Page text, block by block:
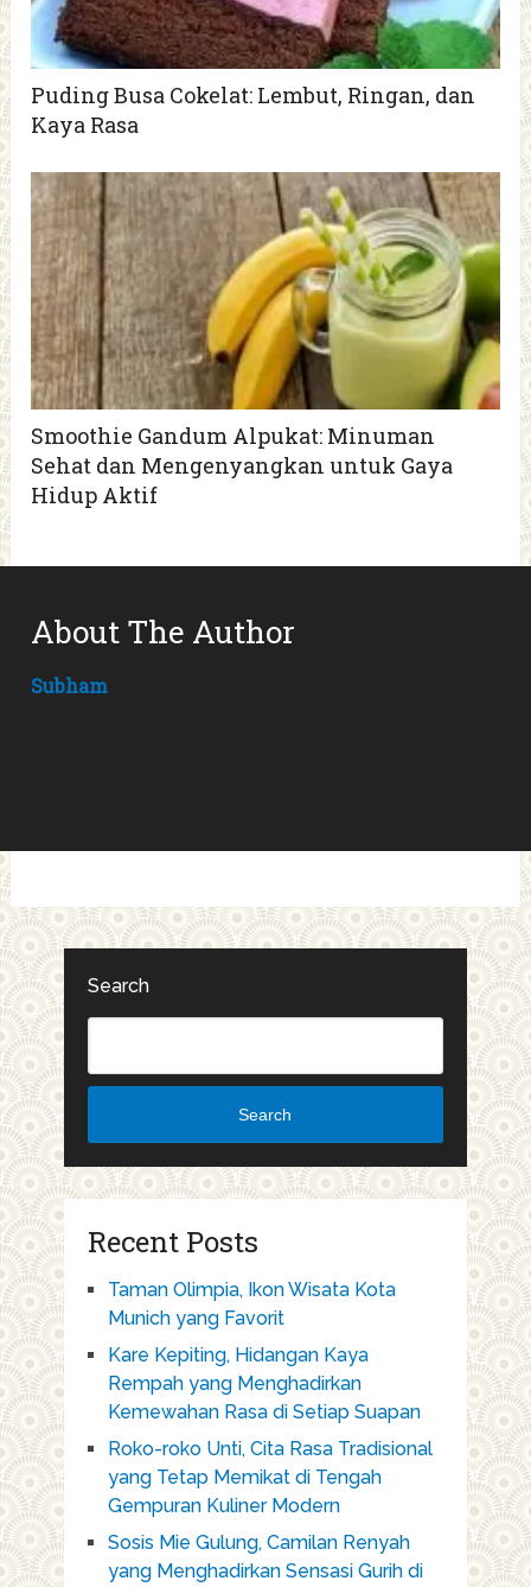
Puding Busa Cokelat: Lembut, Ringan, dan
Kaya Rasa
Smoothie Gandum Alpukat: Minuman
Sehat dan Mengenyangkan untuk Gaya
Hidup Aktif
About The Author
Subham
Search
Search
Recent Posts
Taman Olimpia, Ikon Wisata Kota
Munich yang Favorit
Kare Kepiting, Hidangan Kaya
Rempah yang Menghadirkan
Kemewahan Rasa di Setiap Suapan
Roko-roko Unti, Cita Rasa Tradisional
yang Tetap Memikat di Tengah
Gempuran Kuliner Modern
Sosis Mie Gulung, Camilan Renyah
yang Menghadirkan Sensasi Gurih di